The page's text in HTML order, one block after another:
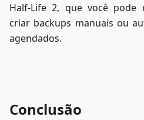
Half-Life 2, que você pode
criar backups manuais ou
agendados.
Conclusão